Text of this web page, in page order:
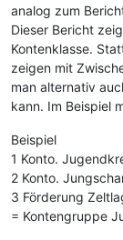
analog zum
Dieser Bericht
Kontenklasse.
zeigen mit
man alternativ
kann. Im Beispiel
Beispiel
1 Konto.
2 Konto.
3 Förderung
= Kontengruppe